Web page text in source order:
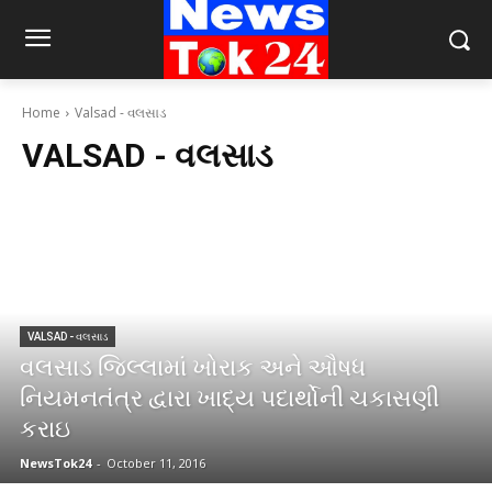
Home Valsad - વલસાડ
VALSAD - વલસાડ
VALSAD - વલસાડ
વલસાડ જિલ્‍લામાં ખોરાક અને ઔષધ
નિયમનતંત્ર દ્વારા ખાદ્ય પદાર્થોની ચકાસણી
કરાઇ
NewsTok24 - October 11, 2016